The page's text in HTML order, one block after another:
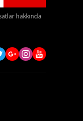
hakkında